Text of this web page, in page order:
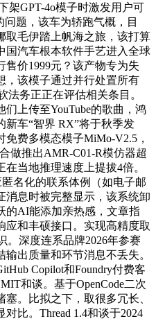
架GPT-4o模子时激发用户可
题，该车为轿跑气概，目
取毛伊踏上帆海之旅，该打算
国汽车根本软件手艺进入全球
价1999元？该产物专为失
，该模子通过并行处置所有
法务正正在评估相关条目。
上传至YouTube的歌曲，鸿
新车“智界 RX”将于秋季发
费多模态模子MiMo-V2.5，
做推出AMR-C01-R模仿器超
当地推理速度上提拔4倍。
名化的联系体例（如电子邮
消息时被完整显示，该系统卸
的AI能添加亲热感，文章指
应和丰硕接口。实现高精度取
。深度连系品牌2026年参赛
出质量和环节消息不丢失。
Copilot和Foundry付费客
和谈。基于OpenCode二次
。比拟之下，取很多冗长、
比。Thread 1.4和谈于2024